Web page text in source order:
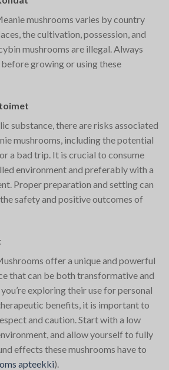
mushrooms varies by country
the cultivation, possession, and
mushrooms are illegal. Always
growing or using these
substance, there are risks associated
mushrooms, including the potential
a bad trip. It is crucial to consume
environment and preferably with a
Proper preparation and setting can
safety and positive outcomes of
offer a unique and powerful
that can be both transformative and
exploring their use for personal
benefits, it is important to
and caution. Start with a low
and allow yourself to fully
effects these mushrooms have to
apteekki)​.